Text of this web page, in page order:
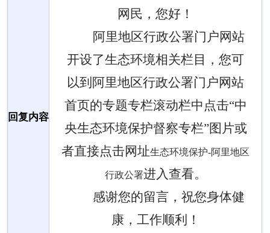
回复内容
网民，您好！
阿里地区行政公署门户网站
开设了生态环境相关栏目 ，您可
以到阿里地区行政公署门户网站
首页的专题专栏滚动栏中点击“中
央生态环境保护督察专栏”图片或
者直接点击网址生态环境保护-阿里地区
行政公署进入查看。
感谢您的留言，祝您身体健
康，工作顺利！